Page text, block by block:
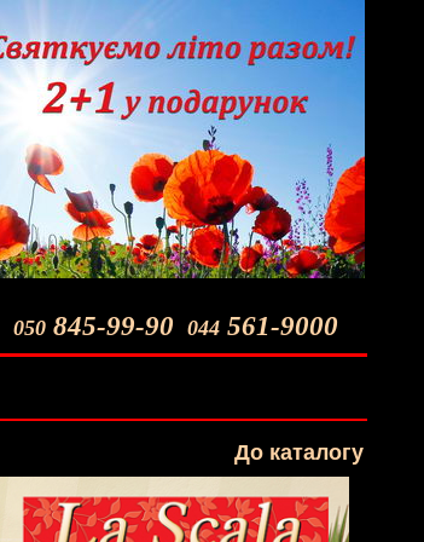
050 845-99-90 044 561-9000
До каталогу